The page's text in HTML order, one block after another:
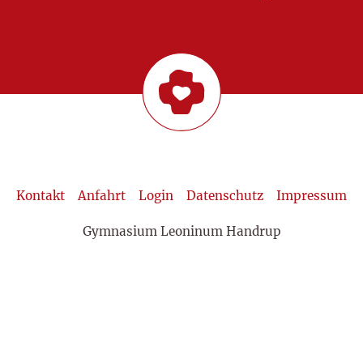
Kontakt Anfahrt Login Datenschutz Impressum
Gymnasium Leoninum Handrup